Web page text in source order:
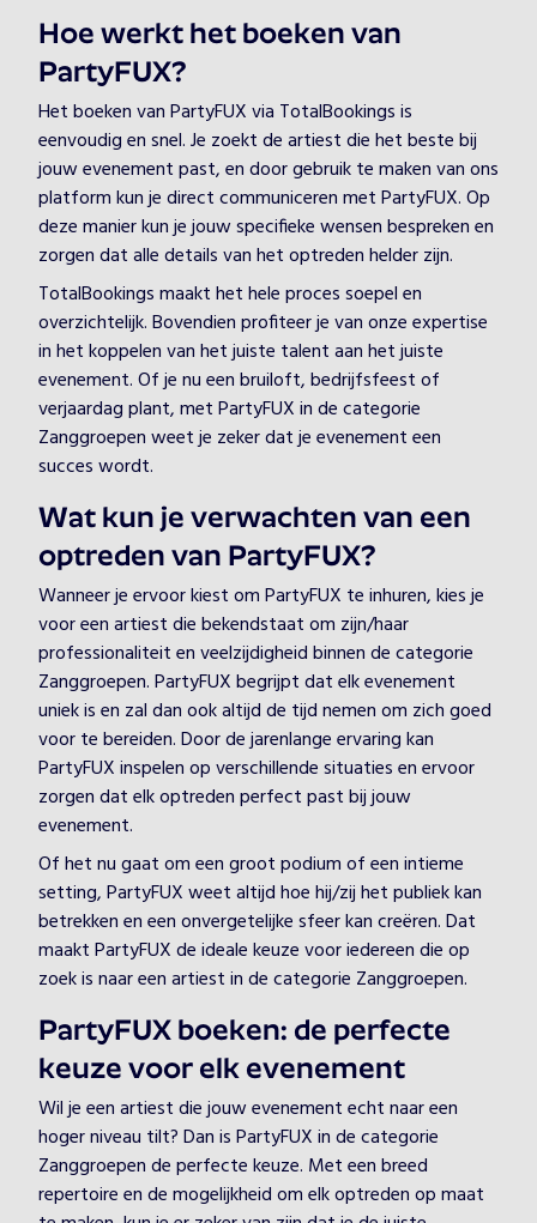
Hoe werkt het boeken van
PartyFUX?
Het boeken van PartyFUX via TotalBookings is
eenvoudig en snel. Je zoekt de artiest die het beste bij
jouw evenement past, en door gebruik te maken van ons
platform kun je direct communiceren met PartyFUX. Op
deze manier kun je jouw specifieke wensen bespreken en
zorgen dat alle details van het optreden helder zijn.
TotalBookings maakt het hele proces soepel en
overzichtelijk. Bovendien profiteer je van onze expertise
in het koppelen van het juiste talent aan het juiste
evenement. Of je nu een bruiloft, bedrijfsfeest of
verjaardag plant, met PartyFUX in de categorie
Zanggroepen weet je zeker dat je evenement een
succes wordt.
Wat kun je verwachten van een
optreden van PartyFUX?
Wanneer je ervoor kiest om PartyFUX te inhuren, kies je
voor een artiest die bekendstaat om zijn/haar
professionaliteit en veelzijdigheid binnen de categorie
Zanggroepen. PartyFUX begrijpt dat elk evenement
uniek is en zal dan ook altijd de tijd nemen om zich goed
voor te bereiden. Door de jarenlange ervaring kan
PartyFUX inspelen op verschillende situaties en ervoor
zorgen dat elk optreden perfect past bij jouw
evenement.
Of het nu gaat om een groot podium of een intieme
setting, PartyFUX weet altijd hoe hij/zij het publiek kan
betrekken en een onvergetelijke sfeer kan creëren. Dat
maakt PartyFUX de ideale keuze voor iedereen die op
zoek is naar een artiest in de categorie Zanggroepen.
PartyFUX boeken: de perfecte
keuze voor elk evenement
Wil je een artiest die jouw evenement echt naar een
hoger niveau tilt? Dan is PartyFUX in de categorie
Zanggroepen de perfecte keuze. Met een breed
repertoire en de mogelijkheid om elk optreden op maat